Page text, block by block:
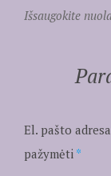
Išsaugokite
El. pašto
pažymėti *